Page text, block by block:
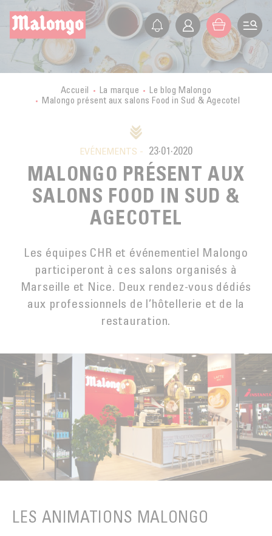
FR EN ES IT
LA SOCIÉTÉ
PRÉSENTATION
HISTOIRE
MALONGO AUJOURD’HUI
LES PETITS PRODUCTEURS
CONGO
CUBA
LAOS
MEXIQUE
MYANMAR
NOUVELLE-CALÉDONIE
MALONGO & LES PETITS PRODUCTEURS
COMMERCE ÉQUITABLE
AGRICULTURE BIOLOGIQUE
DÉVELOPPEMENT DURABLE
CULTURE DU CAFÉ
LA TORRÉFACTION DU CAFÉ
INNOVATION
EMBALLAGE CARTON DOSES
LA PREUVE PAR LE GOÛT
CAFÉ
SECTEURS D’ACTIVITÉ
BOUTIQUE EN LIGNE
EXPORT
SAV
FORMATION
NOS MODULES DE FORMATION
LE BLOG
Accueil La marque
Le blog Malongo
Malongo présent aux salons Food in Sud & Agecotel
EVÉNEMENTS - 23·01·2020
MALONGO PRÉSENT AUX
SALONS FOOD IN SUD &
AGECOTEL
Les équipes CHR et événementiel Malongo
participeront à ces salons organisés à
Marseille et Nice. Deux rendez-vous dédiés
aux professionnels de l’hôtellerie et de la
restauration.
LES ANIMATIONS MALONGO